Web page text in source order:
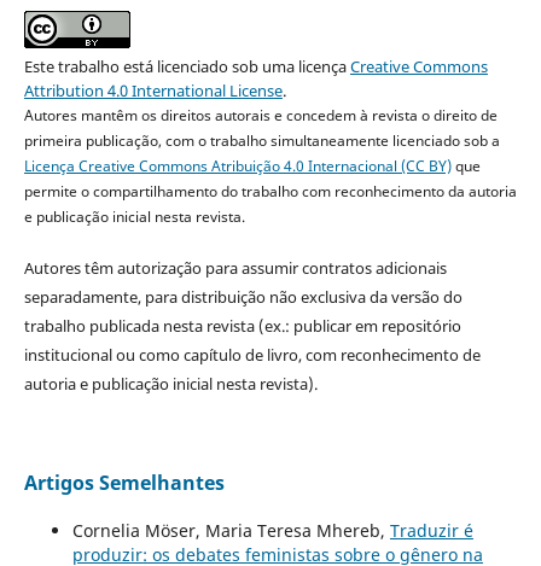
Este trabalho está licenciado sob uma licençaCreative Commons
Attribution 4.0 International License.
Autores mantêm os direitos autorais e concedem à revista o direito de
primeira publicação, com o trabalho simultaneamente licenciado sob a
Licença Creative Commons Atribuição 4.0 Internacional (CC BY)que
permite o compartilhamento do trabalho com reconhecimento da autoria
e publicação inicial nesta revista.
Autores têm autorização para assumir contratos adicionais
separadamente, para distribuição não exclusiva da versão do
trabalho publicada nesta revista (ex.: publicar em repositório
institucional ou como capítulo de livro, com reconhecimento de
autoria e publicação inicial nesta revista).
Artigos Semelhantes
Cornelia Möser, Maria Teresa Mhereb, Traduzir é
produzir: os debates feministas sobre o gênero na